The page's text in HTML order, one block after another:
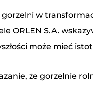
w
ORLEN S.A.
może mieć
że gorzelnie